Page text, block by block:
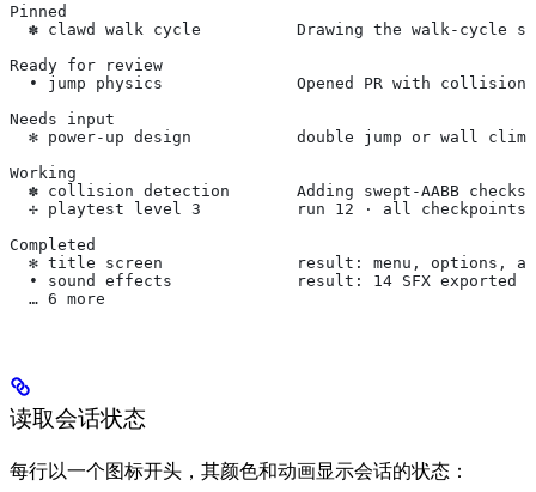
Pinned
✽ clawd walk cycle          Drawing the walk-cycle
Ready for review
∙ jump physics              Opened PR with collision
Needs input
✻ power-up design           double jump or wall
Working
✽ collision detection       Adding swept-AABB checks
✢ playtest level 3          run 12 · all checkpoints
Completed
✻ title screen              result: menu, options,
∙ sound effects             result: 14 SFX exported
  … 6 more
读取会话状态
每行以一个图标开头，其颜色和动画显示会话的状态：